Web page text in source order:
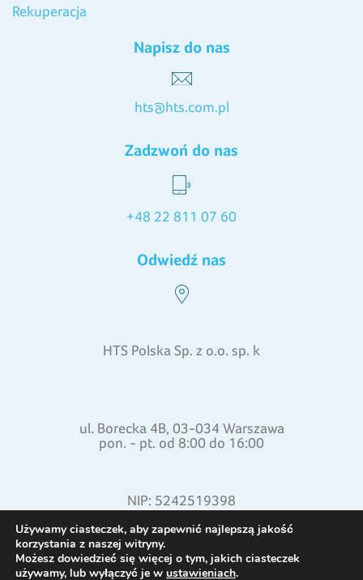
Rekuperacja
Napisz do nas
hts@hts.com.pl
Zadzwoń do nas
+48 22 811 07 60
Odwiedź nas
HTS Polska Sp. z o.o. sp. k
ul. Borecka 4B, 03-034 Warszawa
pon. - pt. od 8:00 do 16:00
NIP: 5242519398
REGON: 015871772
Używamy ciasteczek, aby zapewnić najlepszą jakość
korzystania z naszej witryny.
Możesz dowiedzieć się więcej o tym, jakich ciasteczek
używamy, lub wyłączyć je w ustawieniach.